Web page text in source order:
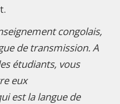
congolais,
de transmission. A
étudiants, vous
eux
est la langue de